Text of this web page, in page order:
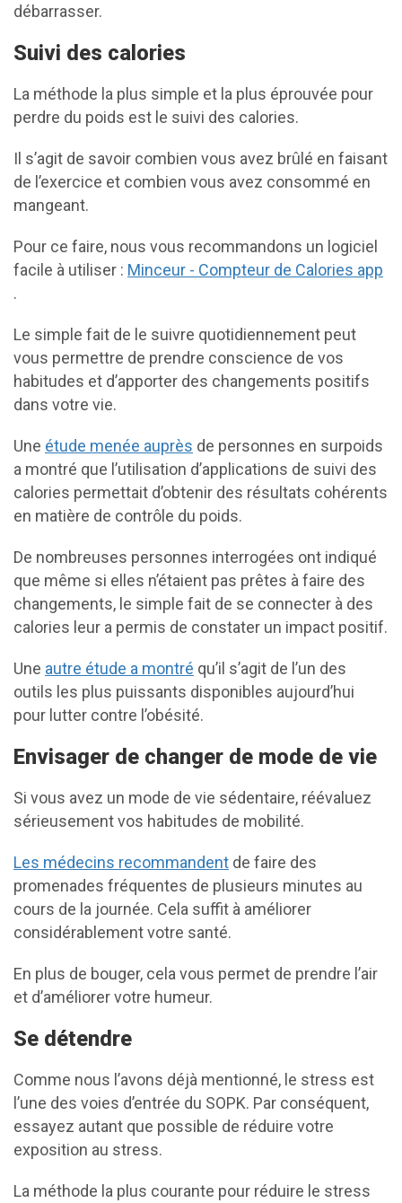
débarrasser.
Suivi des calories
La méthode la plus simple et la plus éprouvée pour
perdre du poids est le suivi des calories.
Il s’agit de savoir combien vous avez brûlé en faisant
de l’exercice et combien vous avez consommé en
mangeant.
Pour ce faire, nous vous recommandons un logiciel
facile à utiliser : Minceur - Compteur de Calories app
.
Le simple fait de le suivre quotidiennement peut
vous permettre de prendre conscience de vos
habitudes et d’apporter des changements positifs
dans votre vie.
Une étude menée auprès de personnes en surpoids
a montré que l’utilisation d’applications de suivi des
calories permettait d’obtenir des résultats cohérents
en matière de contrôle du poids.
De nombreuses personnes interrogées ont indiqué
que même si elles n’étaient pas prêtes à faire des
changements, le simple fait de se connecter à des
calories leur a permis de constater un impact positif.
Une autre étude a montré qu’il s’agit de l’un des
outils les plus puissants disponibles aujourd’hui
pour lutter contre l’obésité.
Envisager de changer de mode de vie
Si vous avez un mode de vie sédentaire, réévaluez
sérieusement vos habitudes de mobilité.
Les médecins recommandent de faire des
promenades fréquentes de plusieurs minutes au
cours de la journée. Cela suffit à améliorer
considérablement votre santé.
En plus de bouger, cela vous permet de prendre l’air
et d’améliorer votre humeur.
Se détendre
Comme nous l’avons déjà mentionné, le stress est
l’une des voies d’entrée du SOPK. Par conséquent,
essayez autant que possible de réduire votre
exposition au stress.
La méthode la plus courante pour réduire le stress